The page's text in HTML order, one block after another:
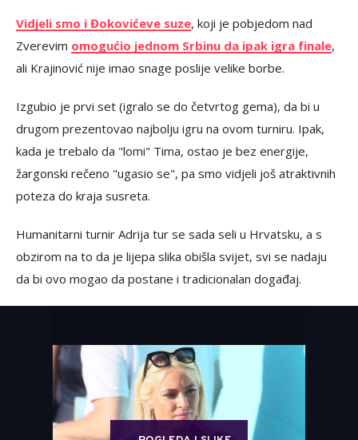
Vidjeli smo i Đokovićeve suze, koji je pobjedom nad
Zverevim omogućio jednom Srbinu da ipak igra finale,
ali Krajinović nije imao snage poslije velike borbe.
Izgubio je prvi set (igralo se do četvrtog gema), da bi u
drugom prezentovao najbolju igru na ovom turniru. Ipak,
kada je trebalo da "lomi" Tima, ostao je bez energije,
žargonski rečeno "ugasio se", pa smo vidjeli još atraktivnih
poteza do kraja susreta.
Humanitarni turnir Adrija tur se sada seli u Hrvatsku, a s
obzirom na to da je lijepa slika obišla svijet, svi se nadaju
da bi ovo mogao da postane i tradicionalan događaj.